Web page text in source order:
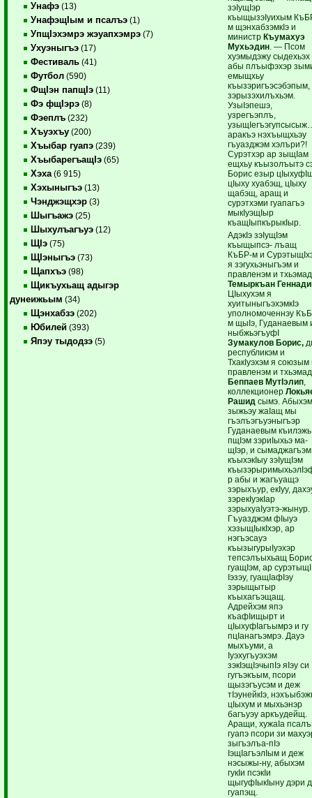
Унафэ (13)
УнафэщIым и псалъэ (1)
УпщIэхэмрэ жэуапхэмрэ (7)
Ухуэныгъэ (17)
Фестиваль (41)
Футбол (590)
ФщIэн папщIэ (11)
Фэ фщIэрэ (8)
Фэеплъ (232)
Хъуэхъу (200)
Хъыбар гуапэ (239)
ХъыбарегъащIэ (65)
Хэха (6 915)
Хэхыныгъэ (13)
Чэнджэщхэр (3)
Шыгъажэ (25)
Шыхулъагъуэ (12)
ЩIэ (75)
ЩIэныгъэ (73)
Щапхъэ (98)
Щикъухьащ адыгэр
дунеижьым (34)
Щэнхабзэ (202)
Юбилей (393)
Япэу тыдодзэ (5)
зэIущIэр
къыщызэIуихым
м щэнхабзэмкIэ и
министрКъумахуэ
Мухьэдин . — Псом
хуэмыдэжу сыдехьэх
абы плъыфэхэр
емыщхьу
къызэригъэсэбэпым,
зэрызэхилъхьэм.
УзыIэпешэ,
узрегъэплъ,
аракъэ нэхъыщхьэу
гъуазджэм хэлъри?!
Сурэтхэр ар зыщIам
ещхьу къызолъытэ
Борис езыр
цIыху хуабэщ, цIыху
щабэщ, аращ и
сурэтхэми гуапагъэ
мыкIуэщIыр
къащIыпкърыкIыр.
АдэкIэ зэIущIэм
къыщыпсэ- лъащ
КъБР-м и
я зэгухьэныгъэм и
правленэм и
Темыркъан
ЦIыхухэм я
хуитыныгъэхэмкIэ
уполномоченнэу
м щыIэ, Гуданаевым
ныбжьэгъуфI
Зумакулов Борис,
республикэм и
ТхакIуэхэм я союзым
правленэм и
Беппаев МутIэлип
коллекционер
Рашид сымэ.
зыжьэу жаIащ мы
гъэлъэгъуэныгъэр
Гуданаевым къилэжь
пщIэм зэриIыхьэ ма-
щIэр, и сымаджагъэм
къыхэкIыу зэIущIэм
р абы и жагъуащэ
зэрыхъур, екIуу,
зэрекIуэкIар
зэрыхуаIуэтэ-жынур.
Гъуазджэм фIыуэ
хэзыщIыкIхэр, ар
нэгъэсауэ
къызыгурыIуэхэр
тепсэлъыхьащ
гуащIэм, ар сурэтыщI
Iэзэу, гуащIафIэу
зэрыщытыр
къыхагъэщащ.
Адрейхэм япэ
къафIищырт и
цIыхуфIагъымрэ и гу
пцIанагъэмрэ. Дауэ
мыхъуми, а
Iуэхугъуэхэм
зэкIэщIэчыпIэ яIэу си
гугъэкъым, псори
щызэгъусэм и деж
тIэунейкIэ,
цIыхум и мыхьэнэр
багъуэу аркъудейщ.
Аращи, хужаIа
гуапэ псори зи
зыгъэлъа-пIэ
IэщIагъэлIым и деж
нэсыжы-ну, абыхэм
гукIи псэкIи
щыгуфIыкIыну дэри
гуапэщ.